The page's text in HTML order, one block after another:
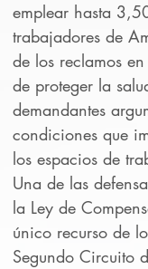
emplear hasta
trabajadores de
de los reclamos
de proteger la
demandantes
condiciones que
los espacios de
Una de las
la Ley de
único recurso de
Segundo Circuito